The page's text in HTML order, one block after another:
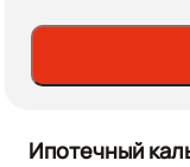
Ипотечный